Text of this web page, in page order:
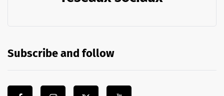
Subscribe and follow